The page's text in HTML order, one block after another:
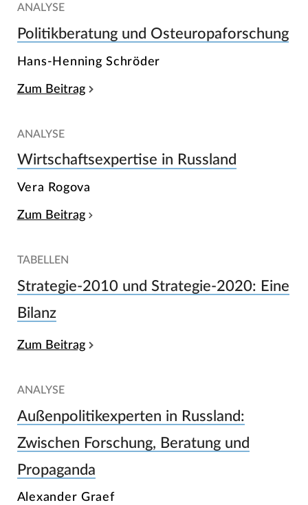
ANALYSE
Politikberatung und Osteuropaforschung
Hans-Henning Schröder
Zum Beitrag
ANALYSE
Wirtschaftsexpertise in Russland
Vera Rogova
Zum Beitrag
TABELLEN
Strategie-2010 und Strategie-2020: Eine
Bilanz
Zum Beitrag
ANALYSE
Außenpolitikexperten in Russland:
Zwischen Forschung, Beratung und
Propaganda
Alexander Graef